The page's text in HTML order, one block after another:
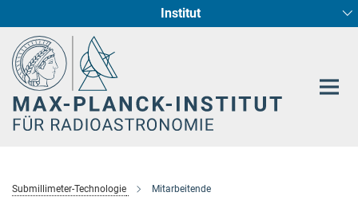
Institut
Radioastronomische Fundamentalphysik
Sternentstehung und Galaxienentwicklung
Submillimeter-Technologie Mitarbeitende